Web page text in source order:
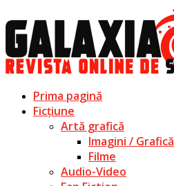
Prima pagină
Ficțiune
Artă grafică
Imagini / Grafică
Filme
Audio-Video